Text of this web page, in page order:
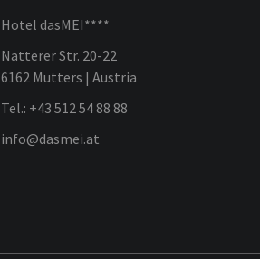
Hotel dasMEI****
Natterer Str. 20-22
6162 Mutters | Austria
Tel.: +43 512 54 88 88
info@dasmei.at